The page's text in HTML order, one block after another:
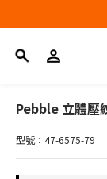
會員
Pebble 立體壓
型號：47-6575-79